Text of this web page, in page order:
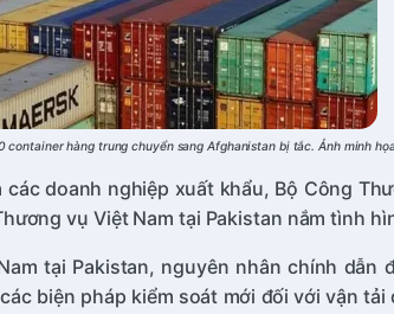
hàng trung chuyển sang Afghanistan bị tắc. Ảnh minh
doanh nghiệp xuất khẩu, Bộ Công
vụ Việt Nam tại Pakistan nắm tình
tại Pakistan, nguyên nhân chính
biện pháp kiểm soát mới đối với vận